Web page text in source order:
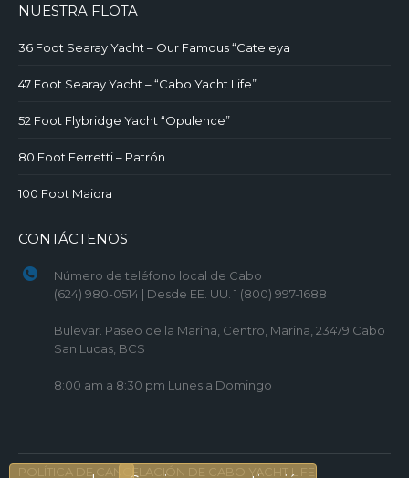
NUESTRA FLOTA
36 Foot Searay Yacht – Our Famous “Cateleya
47 Foot Searay Yacht – “Cabo Yacht Life”
52 Foot Flybridge Yacht “Opulence”
80 Foot Ferretti – Patrón
100 Foot Maiora
CONTÁCTENOS
Número de teléfono local de Cabo
(624) 980-0514 | Desde EE. UU. 1 (800) 997-1688
Bulevar. Paseo de la Marina, Centro, Marina, 23479 Cabo
San Lucas, BCS
8:00 am a 8:30 pm Lunes a Domingo
POLÍTICA DE CANCELACIÓN DE CABO YACHT LIFE